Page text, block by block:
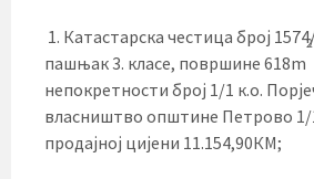
1. Катастарска честица број
пашњак 3. класе, површине 618m
2
непокретности број 1/1 к.о.
власништво општине Петрово 1/
продајној цијени 11.154,90КМ;